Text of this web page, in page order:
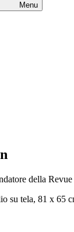
Menu
della
su tela, 81 x 65